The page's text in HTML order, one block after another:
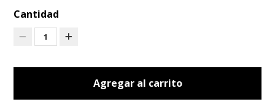
Cantidad
1
Agregar al carrito